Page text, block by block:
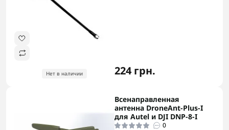
Нет в наличии 224 грн.
Всенаправленная
антенна DroneAnt-Plus-I
для Autel и DJI DNP-8-I
0